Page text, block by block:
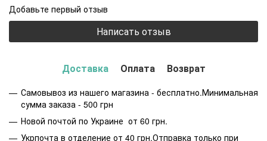
Добавьте первый отзыв
Написать отзыв
Доставка Оплата Возврат
Самовывоз из нашего магазина - бесплатно.Минимальная
сумма заказа - 500 грн
Новой почтой по Украине от 60 грн.
Укрпочта в отделение от 40 грн.Отправка только при